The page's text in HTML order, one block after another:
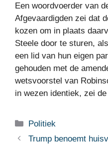
Een woordvoerder van
Afgevaardigden zei dat
kozen om in plaats
Steele door te sturen,
een lid van hun eigen
gehouden met de
wetsvoorstel van
in wezen identiek, zei
Categorieën
Politiek
Trump benoemt